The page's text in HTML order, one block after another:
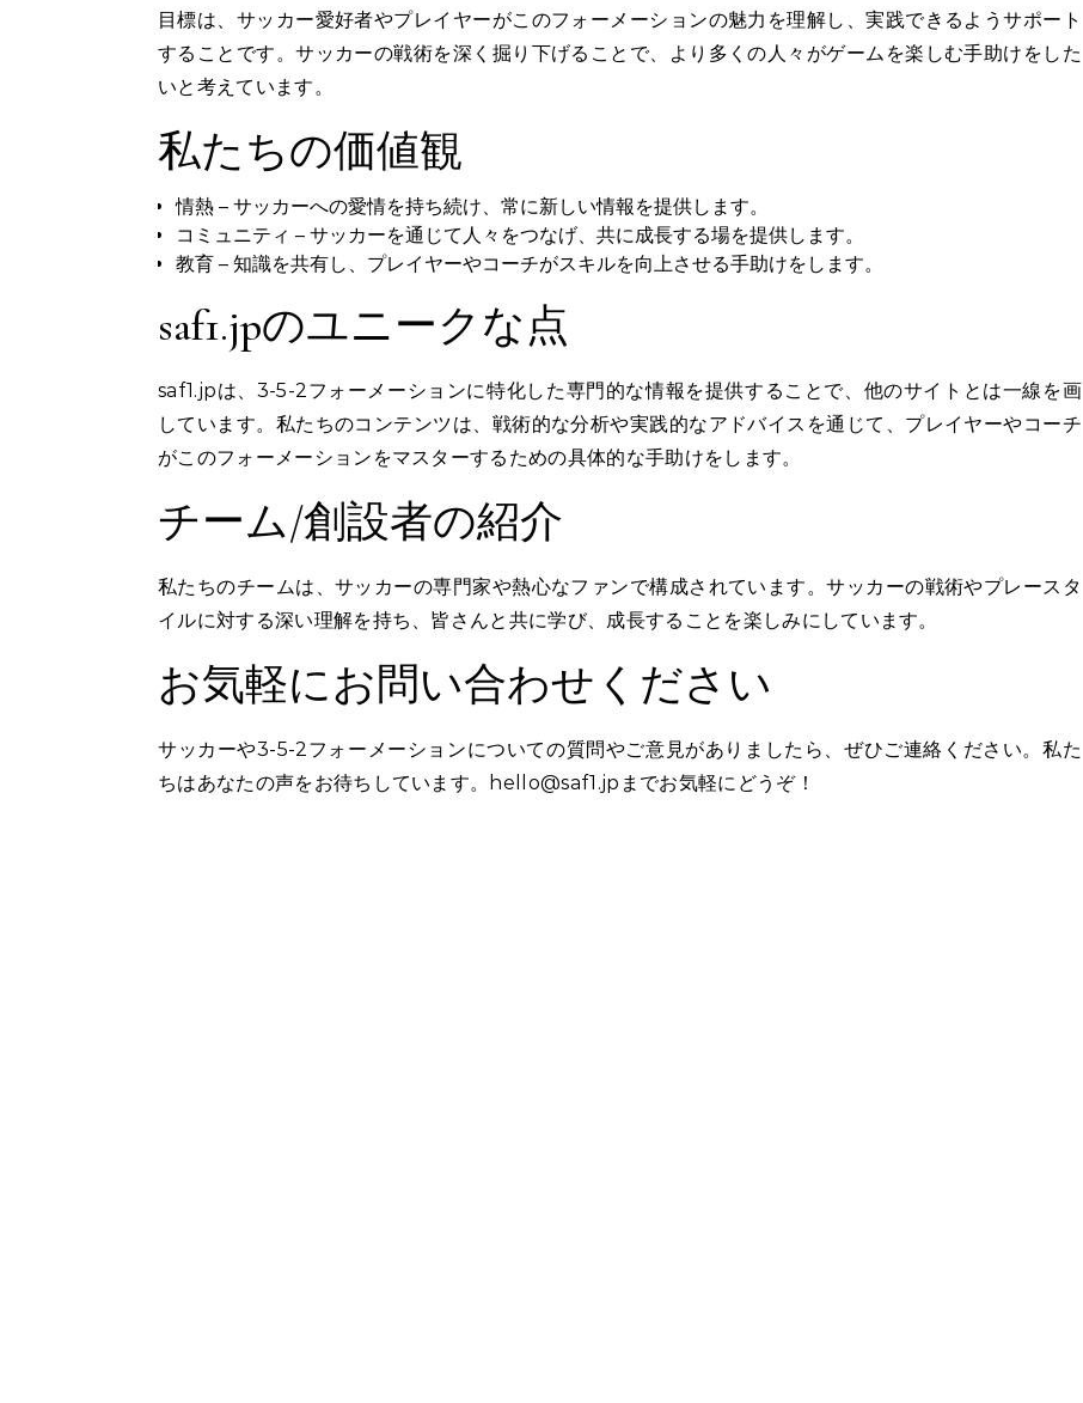
目標は、サッカー愛好者やプレイヤーがこのフォーメーションの魅力を理解し、実践できるようサポート
することです。サッカーの戦術を深く掘り下げることで、より多くの人々がゲームを楽しむ手助けをした
いと考えています。
私たちの価値観
情熱 – サッカーへの愛情を持ち続け、常に新しい情報を提供します。
コミュニティ – サッカーを通じて人々をつなげ、共に成長する場を提供します。
教育 – 知識を共有し、プレイヤーやコーチがスキルを向上させる手助けをします。
saf1.jpのユニークな点
saf1.jpは、3-5-2フォーメーションに特化した専門的な情報を提供することで、他のサイトとは一線を画
しています。私たちのコンテンツは、戦術的な分析や実践的なアドバイスを通じて、プレイヤーやコーチ
がこのフォーメーションをマスターするための具体的な手助けをします。
チーム/創設者の紹介
私たちのチームは、サッカーの専門家や熱心なファンで構成されています。サッカーの戦術やプレースタ
イルに対する深い理解を持ち、皆さんと共に学び、成長することを楽しみにしています。
お気軽にお問い合わせください
サッカーや3-5-2フォーメーションについての質問やご意見がありましたら、ぜひご連絡ください。私た
ちはあなたの声をお待ちしています。
hello@saf1.jp までお気軽にどうぞ！